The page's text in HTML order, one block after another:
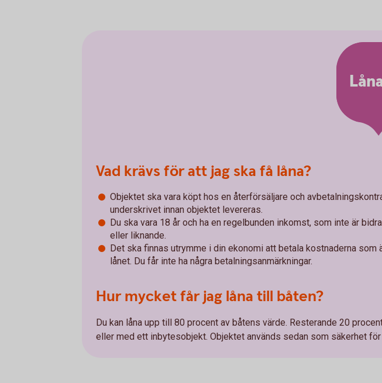
Vad krävs för att jag ska få låna?
Objektet ska vara köpt hos en återförsäljare och
underskrivet innan objektet levereras.
Du ska vara 18 år och ha en regelbunden inkomst, som inte är
eller liknande.
Det ska finnas utrymme i din ekonomi att betala kostnaderna som
lånet. Du får inte ha några betalningsanmärkningar.
Hur mycket får jag låna till båten?
Du kan låna upp till 80 procent av båtens värde. Resterande 20
eller med ett inbytesobjekt. Objektet används sedan som säkerhet för